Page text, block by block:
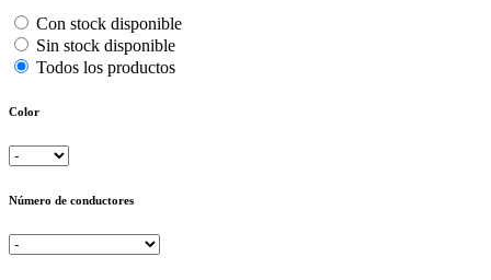
Con stock disponible
Sin stock disponible
Todos los productos
Color
Número de conductores